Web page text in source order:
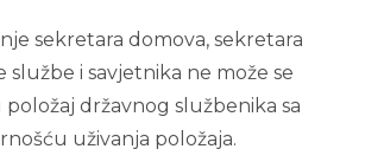
sekretara domova, sekretara
službe i savjetnika ne može se
državnog službenika sa
uživanja položaja.